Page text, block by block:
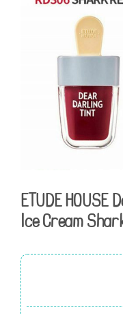
ETUDE HOUSE
Ice Cream